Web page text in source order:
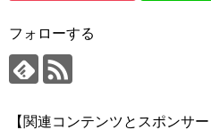
フォローする
【関連コンテンツとスポンサー